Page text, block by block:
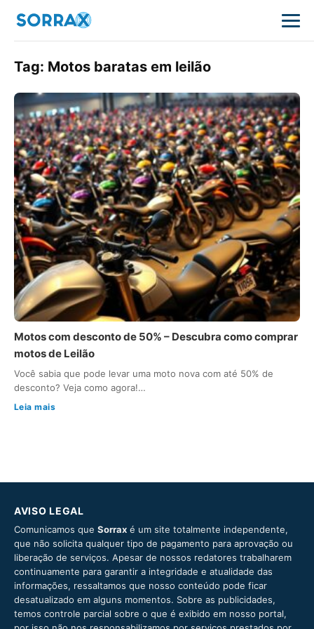
Tag: Motos baratas em leilão
Motos com desconto de 50% – Descubra como comprar
motos de Leilão
Você sabia que pode levar uma moto nova com até 50% de
desconto? Veja como agora!…
Leia mais
AVISO LEGAL
Comunicamos que Sorrax é um site totalmente independente,
que não solicita qualquer tipo de pagamento para aprovação ou
liberação de serviços. Apesar de nossos redatores trabalharem
continuamente para garantir a integridade e atualidade das
informações, ressaltamos que nosso conteúdo pode ficar
desatualizado em alguns momentos. Sobre as publicidades,
temos controle parcial sobre o que é exibido em nosso portal,